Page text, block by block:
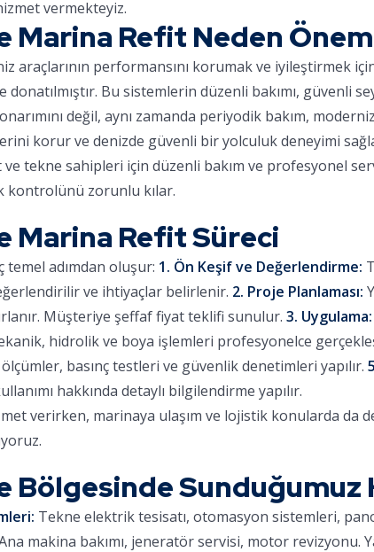
vermekteyiz.
Marina Refit Neden
araçlarının performansını korumak ve iyileştirmek
Bu sistemlerin düzenli bakımı, güvenli
değil, aynı zamanda periyodik bakım,
korur ve denizde güvenli bir yolculuk deneyimi
tekne sahipleri için düzenli bakım ve profesyonel
kontrolünü zorunlu kılar.
Marina Refit Süreci
temel adımdan oluşur: 1. Ön Keşif ve Değerlendirme:
ve ihtiyaçlar belirlenir. 2. Proje Planlaması:
Müşteriye şeffaf fiyat teklifi sunulur. 3. Uygulama:
hidrolik ve boya işlemleri profesyonelce
basınç testleri ve güvenlik denetimleri yapılır.
hakkında detaylı bilgilendirme yapılır.
verirken, marinaya ulaşım ve lojistik konularda da
Bölgesinde
Tekne elektrik tesisatı, otomasyon sistemleri,
makina bakımı, jeneratör servisi, motor revizyonu.